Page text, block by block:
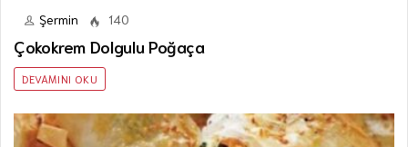
Şermin 140
Çokokrem Dolgulu Poğaça
DEVAMINI OKU